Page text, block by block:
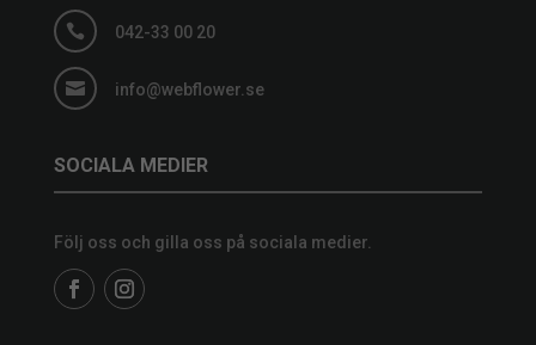
 042-33 00 20
 info@webflower.se
SOCIALA MEDIER
Följ oss och gilla oss på sociala medier.